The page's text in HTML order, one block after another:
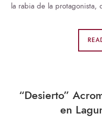
la rabia de la protagonista,
“Desierto”
en